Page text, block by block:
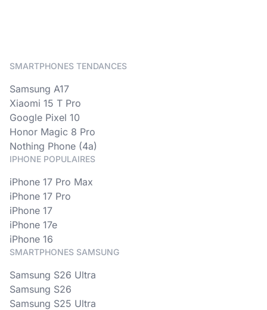
SMARTPHONES TENDANCES
Samsung A17
Xiaomi 15 T Pro
Google Pixel 10
Honor Magic 8 Pro
Nothing Phone (4a)
IPHONE POPULAIRES
iPhone 17 Pro Max
iPhone 17 Pro
iPhone 17
iPhone 17e
iPhone 16
SMARTPHONES SAMSUNG
Samsung S26 Ultra
Samsung S26
Samsung S25 Ultra